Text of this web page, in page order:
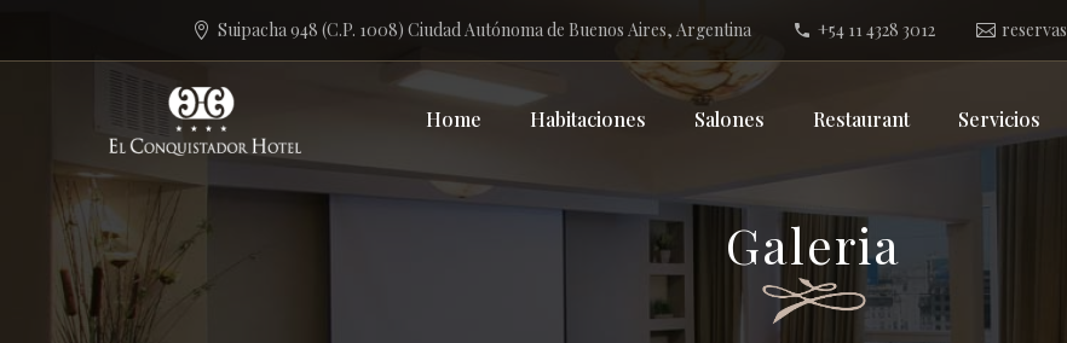
Suipacha 948 (C.P. 1008) Ciudad Autónoma de Buenos Aires, Argentina +54 11 4328 3012
Home Habitaciones Salones Restaurant Servicios
Galeria